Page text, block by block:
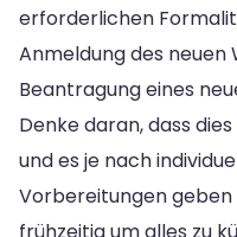
erforderlichen
Anmeldung des neuen
Beantragung eines
Denke daran, dass
und es je nach
Vorbereitungen geben
frühzeitig um alles zu